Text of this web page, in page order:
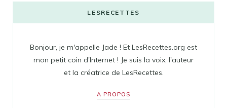
LESRECETTES
Bonjour, je m'appelle Jade ! Et LesRecettes.org est
mon petit coin d'Internet ! Je suis la voix, l'auteur
et la créatrice de LesRecettes.
A PROPOS